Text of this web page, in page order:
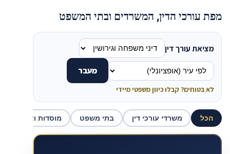
מפת עורכי הדין, המשרדים ובתי המשפט
מציאת עורך דין
מעבר
לא בטוחים? קבלו כיוון משפטי מיידי
הכל משרדי עורכי דין בתי משפט מוסדות ואכיפה